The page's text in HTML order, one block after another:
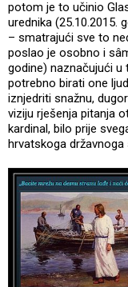
potom je to učinio
urednika (25.10.2015.
– smatrajući sve to
poslao je osobno i
godine) naznačujući u
potrebno birati one
iznjedriti snažnu,
viziju rješenja pitanja
kardinal, bilo prije
hrvatskoga državnoga